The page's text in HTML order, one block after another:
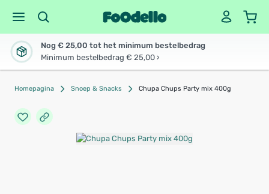
Nog € 25,00 tot het minimum bestelbedrag
Minimum bestelbedrag € 25,00 ›
Homepagina Snoep & Snacks Chupa Chups Party mix 400g